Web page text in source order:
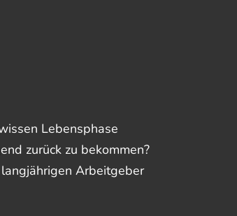
Lebensphase
zurück zu bekommen?
Arbeitgeber